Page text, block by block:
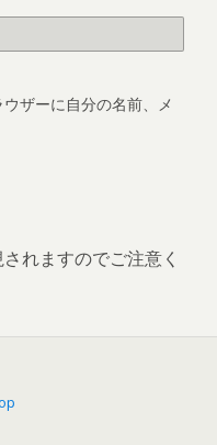
ザーに自分の名前、メ
れますのでご注意く